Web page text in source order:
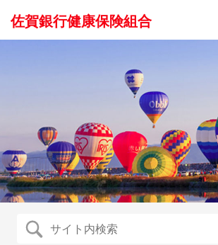
content
佐賀銀行健康保険組合